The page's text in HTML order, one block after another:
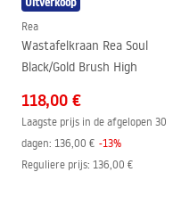
Aansluitdiameter:
Garantie
Pielęgnacja
Pielęgnacja.pdf
Garantievoorwaarden
Rea
Wastafelkraan Rea Soul
Black/Gold Brush High
118,00 €
Laagste prijs in de afgelopen 30
dagen: 136,00 € -13%
Reguliere prijs: 136,00 €